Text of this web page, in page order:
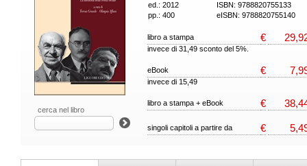
cerca nel libro
ed.: 2012
ISBN: 9788820755133
pp.: 400
eISBN: 9788820755140
libro a stampa €
invece di 31,49 sconto del 5%.
eBook €
invece di 15,49
libro a stampa + eBook €
singoli capitoli a partire da €